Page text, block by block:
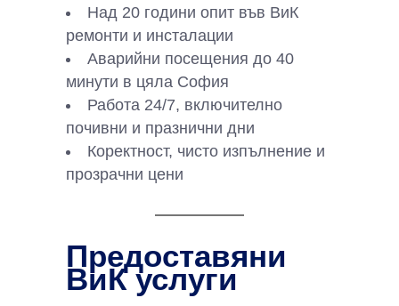
Над 20 години опит във ВиК
ремонти и инсталации
Аварийни посещения до 40
минути в цяла София
Работа 24/7, включително
почивни и празнични дни
Коректност, чисто изпълнение и
прозрачни цени
Предоставяни
ВиК услуги